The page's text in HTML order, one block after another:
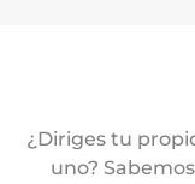
¿Diriges tu
uno?